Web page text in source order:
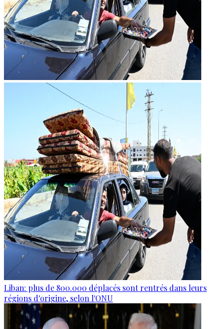
Liban: plus de 800.000 déplacés sont rentrés dans leurs
régions d'origine, selon l'ONU